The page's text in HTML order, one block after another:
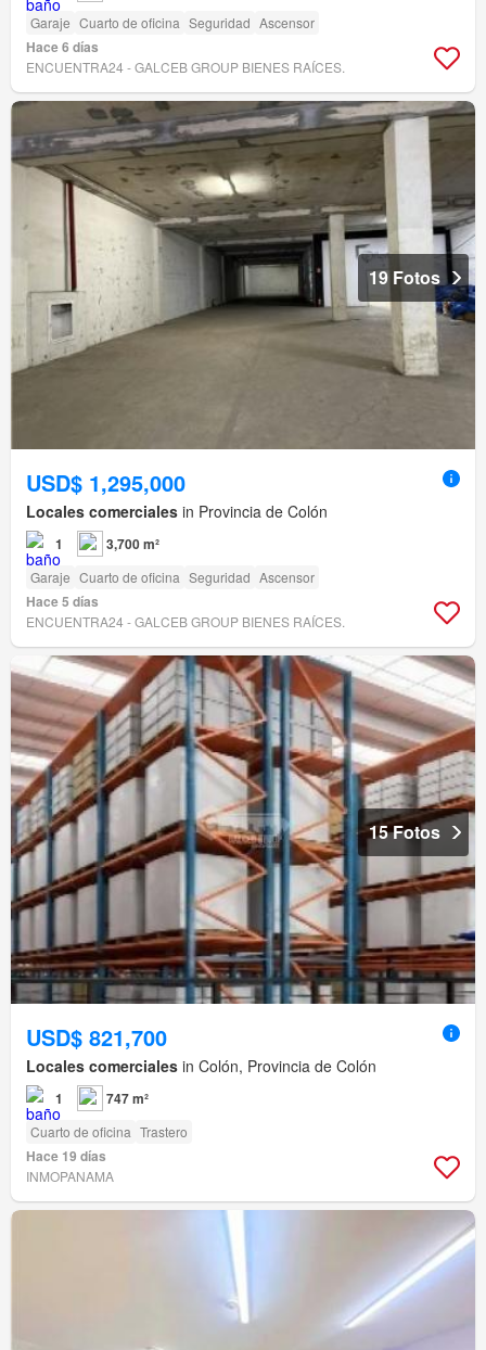
Garaje Cuarto de oficina Seguridad Ascensor
Hace 6 días
ENCUENTRA24 - GALCEB GROUP BIENES RAÍCES.
19 Fotos
USD$ 1,295,000
Locales comerciales in Provincia de Colón
1 3,700 m²
Garaje Cuarto de oficina Seguridad Ascensor
Hace 5 días
ENCUENTRA24 - GALCEB GROUP BIENES RAÍCES.
15 Fotos
USD$ 821,700
Locales comerciales in Colón, Provincia de Colón
1 747 m²
Cuarto de oficina Trastero
Hace 19 días
INMOPANAMA